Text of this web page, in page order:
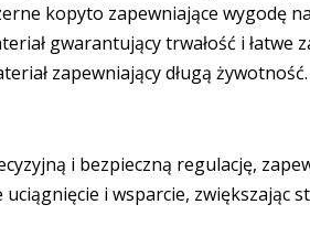
kopyto zapewniające wygodę
gwarantujący trwałość i łatwe
zapewniający długą żywotność.
i bezpieczną regulację,
i wsparcie, zwiększając